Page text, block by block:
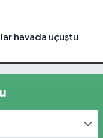
havada uçuştu